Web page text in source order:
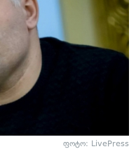
ფოტო: LivePress